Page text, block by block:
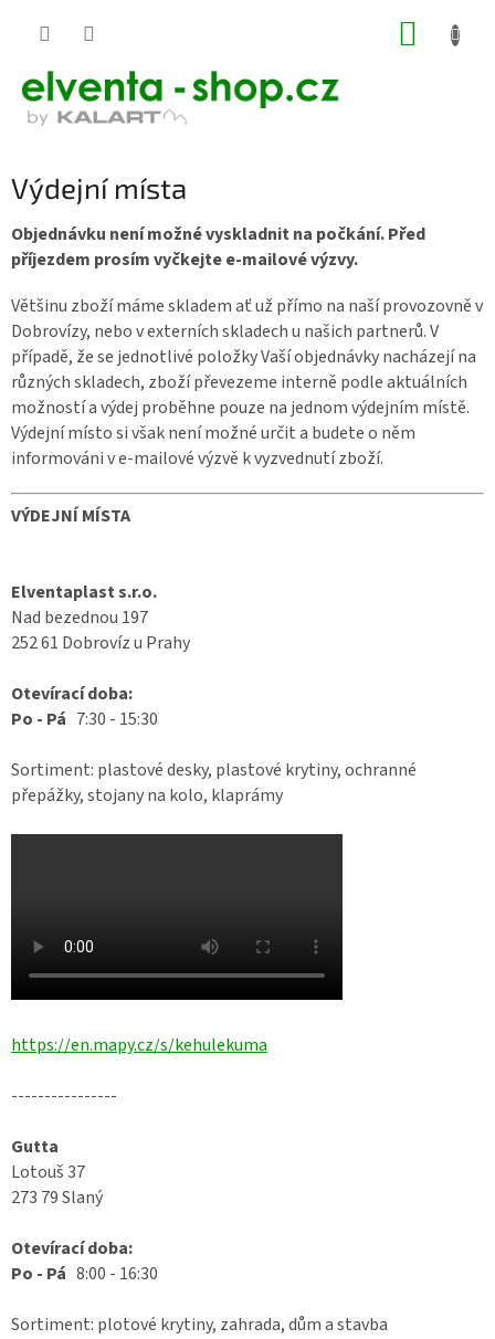
Výdejní místa
Objednávku není možné vyskladnit na počkání. Před
příjezdem prosím vyčkejte e-mailové výzvy.
Většinu zboží máme skladem ať už přímo na naší provozovně v
Dobrovízy, nebo v externích skladech u našich partnerů. V
případě, že se jednotlivé položky Vaší objednávky nacházejí na
různých skladech, zboží převezeme interně podle aktuálních
možností a výdej proběhne pouze na jednom výdejním místě.
Výdejní místo si však není možné určit a budete o něm
informováni v e-mailové výzvě k vyzvednutí zboží.
VÝDEJNÍ MÍSTA
Elventaplast s.r.o.
Nad bezednou 197
252 61 Dobrovíz u Prahy
Otevírací doba:
Po - Pá 7:30 - 15:30
Sortiment: plastové desky, plastové krytiny, ochranné
přepážky, stojany na kolo, klaprámy
https://en.mapy.cz/s/kehulekuma
----------------
Gutta
Lotouš 37
273 79 Slaný
Otevírací doba:
Po - Pá 8:00 - 16:30
Sortiment: plotové krytiny, zahrada, dům a stavba